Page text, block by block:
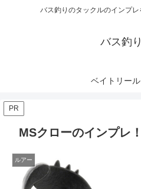
バス釣りのタックルのインプ
バス釣
ベイトリー
PR
MSクローのインプレ
ルアー